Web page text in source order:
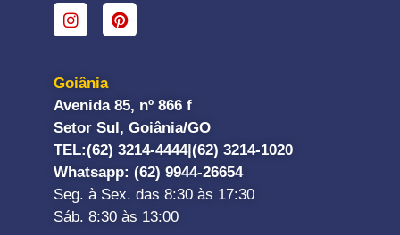
Goiânia
Avenida 85, nº 866 f
Setor Sul, Goiânia/GO
TEL:(62) 3214-4444| (62) 3214-1020
Whatsapp: (62) 9944-26654
Seg. à Sex. das 8:30 às 17:30
Sáb. 8:30 às 13:00